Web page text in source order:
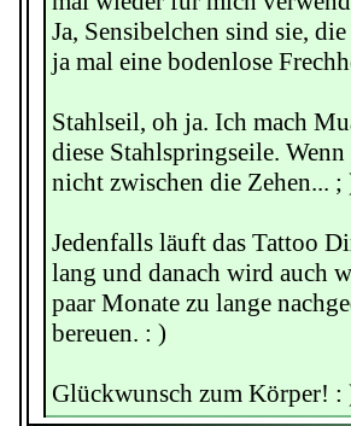
Ja, Sensibelchen sind sie,
ja mal eine bodenlose
Stahlseil, oh ja. Ich mach
diese Stahlspringseile.
nicht zwischen die Zehen... ;
Jedenfalls läuft das Tattoo
lang und danach wird auch
paar Monate zu lange
bereuen. : )
Glückwunsch zum Körper! :